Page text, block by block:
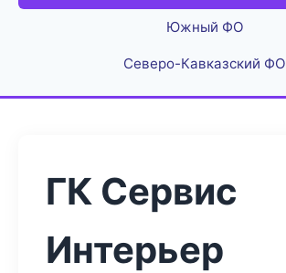
Южный ФО
Северо-Кавказский ФО
ГК Сервис
Интерьер